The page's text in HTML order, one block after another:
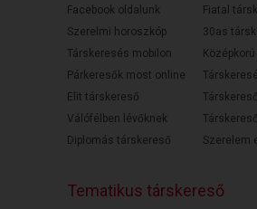
Facebook oldalunk
Szerelmi horoszkóp
Társkeresés mobilon
Párkeresők most online
Elit társkereső
Válófélben lévőknek
Diplomás társkereső
Fiatal
30as
Szerelem
Tematikus társkereső